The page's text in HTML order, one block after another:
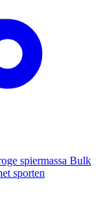
spiermassa Bulk
sporten